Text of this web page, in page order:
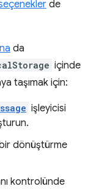
de
da
içinde
taşımak için:
işleyicisi
dönüştürme
kontrolünde